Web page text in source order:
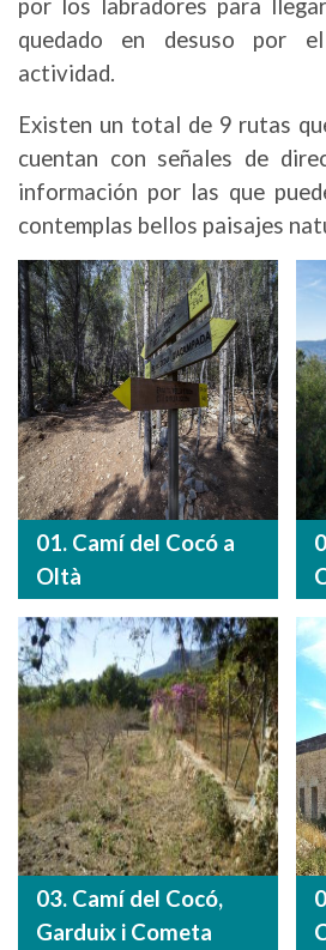
por los labradores para
quedado en desuso por
actividad.
Existen un total de 9 rutas
cuentan con señales de
información por las que
contemplas bellos paisajes
01. Camí del Cocó a
Oltà
03. Camí del Cocó,
Garduix i Cometa